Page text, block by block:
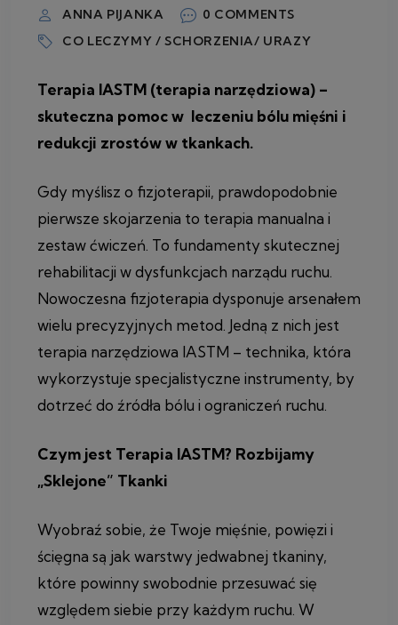
ANNA PIJANKA
0 COMMENTS
CO LECZYMY / SCHORZENIA/ URAZY
Terapia IASTM (terapia narzędziowa) –
skuteczna pomoc w leczeniu bólu mięśni i
redukcji zrostów w tkankach.
Gdy myślisz o fizjoterapii, prawdopodobnie
pierwsze skojarzenia to terapia manualna i
zestaw ćwiczeń. To fundamenty skutecznej
rehabilitacji w dysfunkcjach narządu ruchu.
Nowoczesna fizjoterapia dysponuje arsenałem
wielu precyzyjnych metod. Jedną z nich jest
terapia narzędziowa IASTM – technika, która
wykorzystuje specjalistyczne instrumenty, by
dotrzeć do źródła bólu i ograniczeń ruchu.
Czym jest Terapia IASTM? Rozbijamy
„Sklejone” Tkanki
Wyobraź sobie, że Twoje mięśnie, powięzi i
ścięgna są jak warstwy jedwabnej tkaniny,
które powinny swobodnie przesuwać się
względem siebie przy każdym ruchu. W